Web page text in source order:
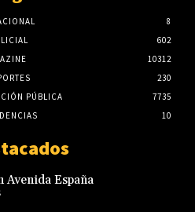
8
602
10312
230
PÚBLICA
7735
10
España